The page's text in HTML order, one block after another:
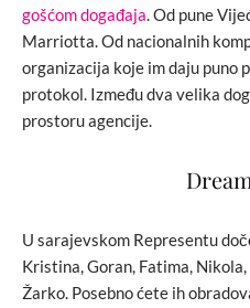
gošćom događaja. Od pune
Marriotta. Od nacionalnih
organizacija koje im daju puno
protokol. Između dva velika
prostoru agencije.
U sarajevskom Representu
Kristina, Goran, Fatima,
Žarko. Posebno ćete ih